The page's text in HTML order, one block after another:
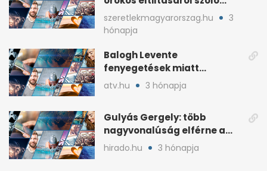
népszavazást
szeretlekmagyarorszag.hu
3
hónapja
Balogh Levente
fenyegetések miatt
lemondta erdélyi előadás-
atv.hu 3 hónapja
Gulyás Gergely: több
nagyvonalúság elférne a
kétharmados győztesekben
hirado.hu 3 hónapja